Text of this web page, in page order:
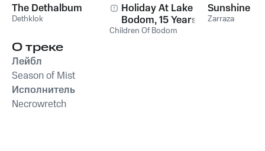
The Dethalbum
Dethklok
Holiday At Lake
Bodom, 15 Years of
Wasted Youth
Children Of Bodom
Sunshine
Zarraza
О треке
Лейбл
Season of Mist
Исполнитель
Necrowretch